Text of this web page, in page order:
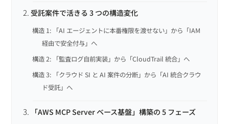
受託案件で活きる 3 つの構造変化
構造 1: 「AI エージェントに本番権限を渡せない」から「IAM
経由で安全付与」へ
構造 2: 「監査ログ自前実装」から「CloudTrail 統合」へ
構造 3: 「クラウド SI と AI 案件の分断」から「AI 統合クラウ
ド受託」へ
「AWS MCP Server ベース基盤」構築の 5 フェーズ